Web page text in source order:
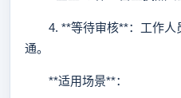
4. **等待审核**：工作人
通。
**适用场景**：